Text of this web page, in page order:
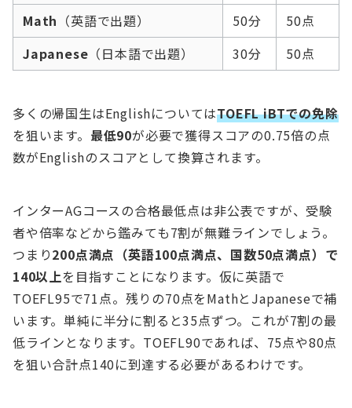
Math （英語で出題） 50分
50点
Japanese （日本語で出題） 30分 50点
多くの帰国生はEnglishについてはTOEFL iBTでの免除
を狙います。 最低90が必要で獲得スコアの0.75倍の点
数がEnglishのスコアとして換算されます。
インターAGコースの合格最低点は非公表ですが、受験
者や倍率などから鑑みても7割が無難ラインでしょう。
つまり200点満点（英語100点満点、国数50点満点）で
140以上を目指すことになります。仮に英語で
TOEFL95で71点。残りの70点をMathとJapaneseで補
います。単純に半分に割ると35点ずつ。これが7割の最
低ラインとなります。TOEFL90であれば、75点や80点
を狙い合計点140に到達する必要があるわけです。